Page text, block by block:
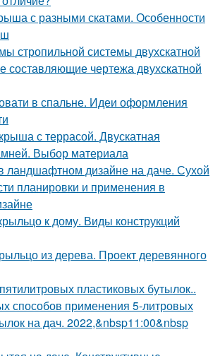
с разными скатами. Особенности
стропильной системы двухскатной
чертежа двухскатной
в спальне. Идеи оформления
с террасой. Двускатная
Выбор материала
ландшафтном дизайне на даче. Сухой
планировки и применения в
к дому. Виды конструкций
из дерева. Проект деревянного
пластиковых бутылок..
способов применения 5-литровых
на дач. 2022,&nbsp11:00&nbsp